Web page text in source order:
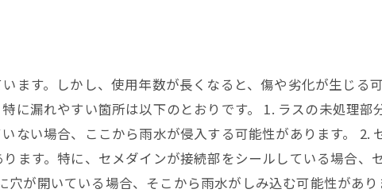
ます。しかし、使用年数が長くなると、傷や劣化が生じる
に漏れやすい箇所は以下のとおりです。 1. ラスの未処理部
ない場合、ここから雨水が侵入する可能性があります。 2.
ます。特に、セメダインが接続部をシールしている場合、
が開いている場合、そこから雨水がしみ込む可能性があ